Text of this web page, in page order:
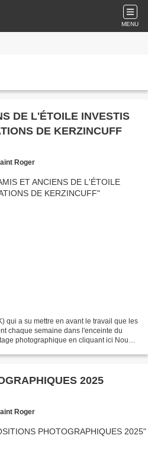
MENU
DE L'ÉTOILE INVESTIS
DE KERZINCUFF
Roger
qui a su mettre en avant le travail que les
chaque semaine dans l'enceinte du
photographique en cliquant ici Nous
2025
Roger